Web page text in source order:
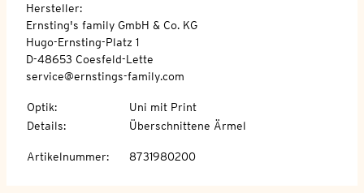
Hersteller:
Ernsting's family GmbH & Co. KG
Hugo-Ernsting-Platz 1
D-48653 Coesfeld-Lette
service@ernstings-family.com
Optik:
Uni mit Print
Details: Überschnittene Ärmel
Artikelnummer: 8731980200